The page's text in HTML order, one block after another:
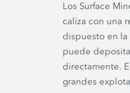
Los Surface
caliza con una
dispuesto en
puede
directamente.
grandes